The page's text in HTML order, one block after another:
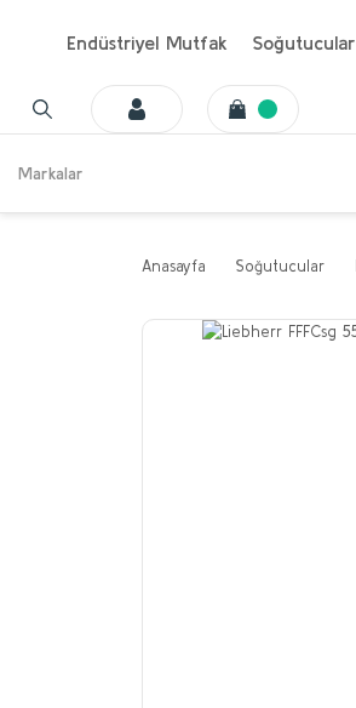
Endüstriyel Mutfak Soğutucular
Markalar
Anasayfa Soğutucular